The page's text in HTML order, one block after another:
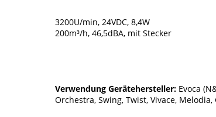
3200U/min, 24VDC, 8,4W
200m³/h, 46,5dBA, mit Stecker
Verwendung Gerätehersteller: Evoca
Orchestra, Swing, Twist, Vivace, Melodia,